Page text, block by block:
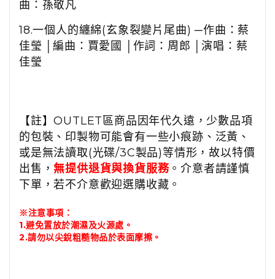
曲：孫敬凡
18.一個人的纏綿(玄象裂變片尾曲)─作曲：蔡
佳瑩 │編曲：賈愛國 │作詞：周郎 │演唱：蔡
佳瑩
【註】OUTLET區商品因年代久遠，少數品項
的包裝、印製物可能會有一些小痕跡、泛黃、
或是無法讀取(光碟/3C製品)等情形，故以特價
出售，無提供退貨與換貨服務。介意者請謹慎
下單，若不介意歡迎選購收藏。
※注意事項：
1.避免置放於潮濕及火源處。
2.請勿以尖銳粗糙物品於表面摩擦。